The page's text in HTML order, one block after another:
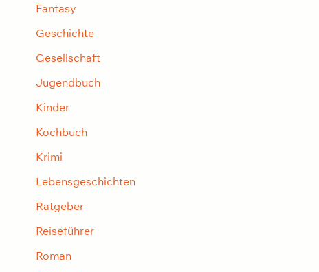
Fantasy
Geschichte
Gesellschaft
Jugendbuch
Kinder
Kochbuch
Krimi
Lebensgeschichten
Ratgeber
Reiseführer
Roman